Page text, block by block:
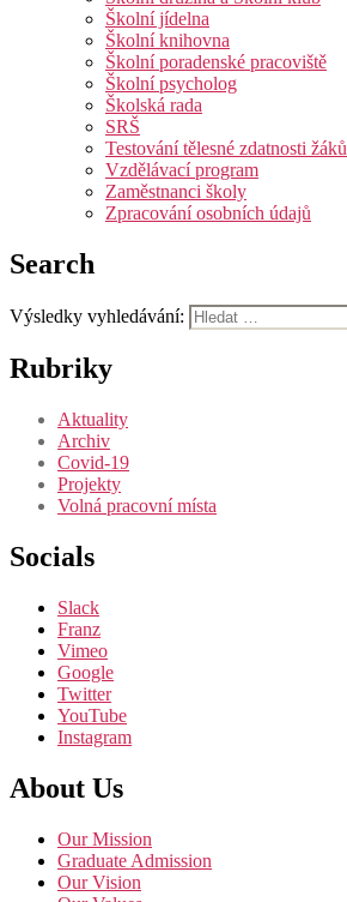
Školní jídelna
Školní knihovna
Školní poradenské pracoviště
Školní psycholog
Školská rada
SRŠ
Testování tělesné zdatnosti žáků
Vzdělávací program
Zaměstnanci školy
Zpracování osobních údajů
Search
Výsledky vyhledávání:
Rubriky
Aktuality
Archiv
Covid-19
Projekty
Volná pracovní místa
Socials
Slack
Franz
Vimeo
Google
Twitter
YouTube
Instagram
About Us
Our Mission
Graduate Admission
Our Vision